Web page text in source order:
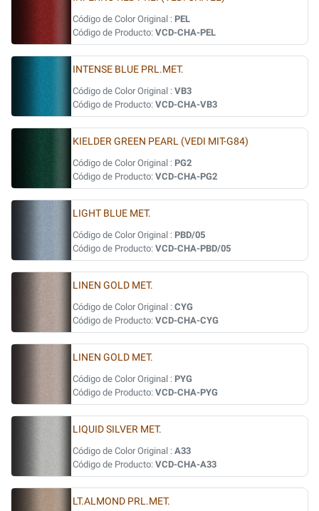
Código de Color Original : PEL
Código de Producto: VCD-CHA-PEL
INTENSE BLUE PRL.MET.
Código de Color Original : VB3
Código de Producto: VCD-CHA-VB3
KIELDER GREEN PEARL (VEDI MIT-G84)
Código de Color Original : PG2
Código de Producto: VCD-CHA-PG2
LIGHT BLUE MET.
Código de Color Original : PBD/05
Código de Producto: VCD-CHA-PBD/05
LINEN GOLD MET.
Código de Color Original : CYG
Código de Producto: VCD-CHA-CYG
LINEN GOLD MET.
Código de Color Original : PYG
Código de Producto: VCD-CHA-PYG
LIQUID SILVER MET.
Código de Color Original : A33
Código de Producto: VCD-CHA-A33
LT.ALMOND PRL.MET.